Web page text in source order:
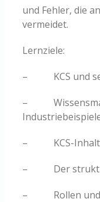
und Fehler, die
vermeidet.
Lernziele:
– KCS und
–
– KCS-Inhalte:
– Der
– Rollen und